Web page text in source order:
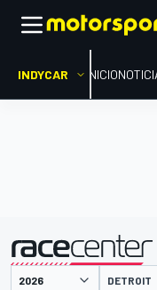
INDYCAR INICIO
presentado por DETROIT